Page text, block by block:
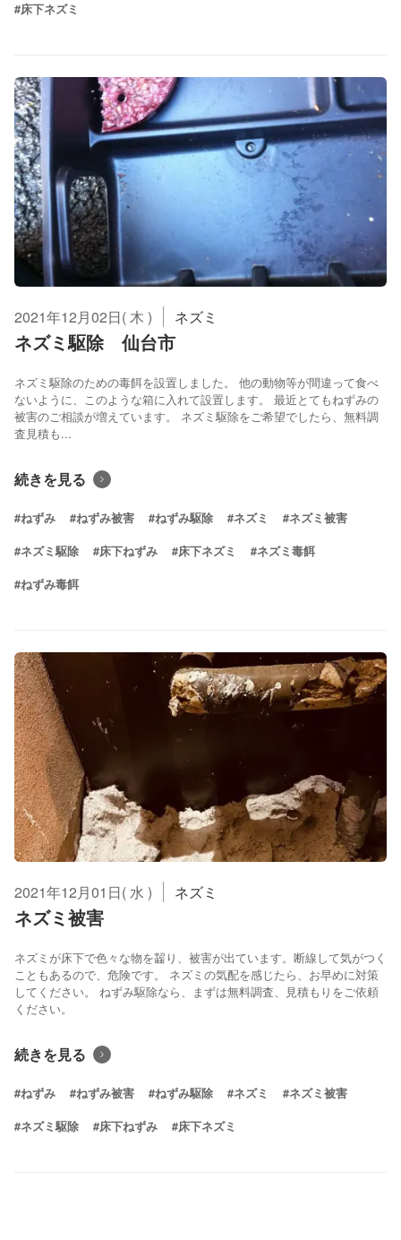
#床下ネズミ
2021年12月02日( 木 ) ネズミ
ネズミ駆除 仙台市
ネズミ駆除のための毒餌を設置しました。 他の動物等が間違って食べ
ないように、このような箱に入れて設置します。 最近とてもねずみの
被害のご相談が増えています。 ネズミ駆除をご希望でしたら、無料調
査見積も...
続きを見る
#ねずみ #ねずみ被害 #ねずみ駆除 #ネズミ #ネズミ被害
#ネズミ駆除 #床下ねずみ #床下ネズミ #ネズミ毒餌
#ねずみ毒餌
2021年12月01日( 水 ) ネズミ
ネズミ被害
ネズミが床下で色々な物を齧り、被害が出ています。断線して気がつく
こともあるので、危険です。 ネズミの気配を感じたら、お早めに対策
してください。 ねずみ駆除なら、まずは無料調査、見積もりをご依頼
ください。
続きを見る
#ねずみ #ねずみ被害 #ねずみ駆除 #ネズミ #ネズミ被害
#ネズミ駆除 #床下ねずみ #床下ネズミ